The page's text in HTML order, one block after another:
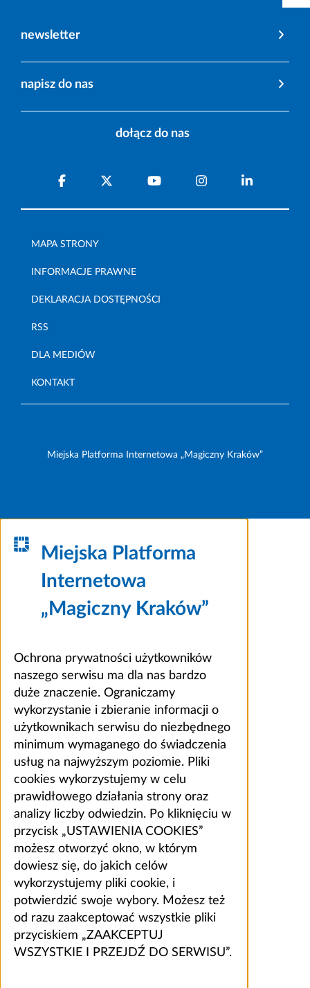
newsletter
napisz do nas
dołącz do nas
MAPA STRONY
INFORMACJE PRAWNE
DEKLARACJA DOSTĘPNOŚCI
RSS
DLA MEDIÓW
KONTAKT
Miejska Platforma Internetowa „Magiczny Kraków”
Miejska Platforma
Internetowa
„Magiczny Kraków”
Ochrona prywatności użytkowników
naszego serwisu ma dla nas bardzo
duże znaczenie. Ograniczamy
wykorzystanie i zbieranie informacji o
użytkownikach serwisu do niezbędnego
minimum wymaganego do świadczenia
usług na najwyższym poziomie. Pliki
cookies wykorzystujemy w celu
prawidłowego działania strony oraz
analizy liczby odwiedzin. Po kliknięciu w
przycisk „USTAWIENIA COOKIES”
możesz otworzyć okno, w którym
dowiesz się, do jakich celów
wykorzystujemy pliki cookie, i
potwierdzić swoje wybory. Możesz też
od razu zaakceptować wszystkie pliki
przyciskiem „ZAAKCEPTUJ
WSZYSTKIE I PRZEJDŹ DO SERWISU”.